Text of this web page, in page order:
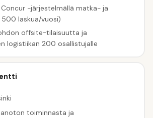
Concur -järjestelmällä matka- ja
500 laskua/vuosi)
offsite-tilaisuutta ja
logistiikan 200 osallistujalle
toiminnasta ja